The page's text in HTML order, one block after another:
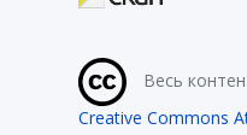
Весь
Creative Commons